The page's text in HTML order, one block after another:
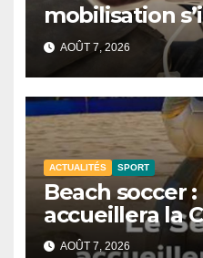
mobilisation
CNTS de
AOÛT 7, 2026
ACTUALITÉS SPORT
Beach soccer
accueillera la
Dakar.
AOÛT 7, 2026